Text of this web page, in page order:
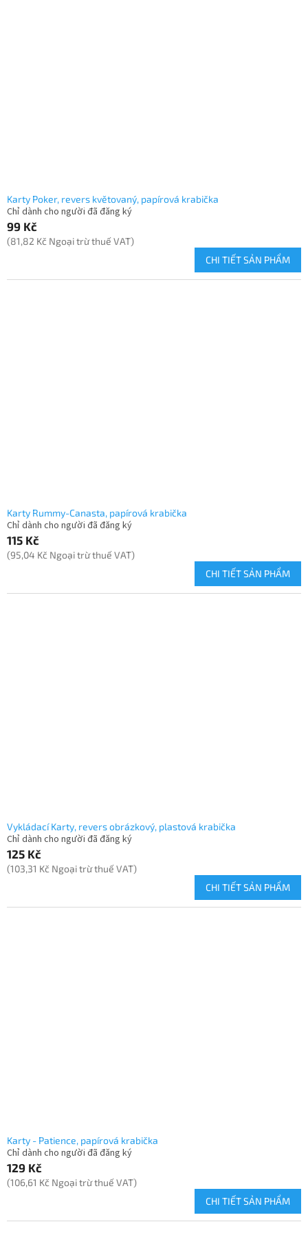
Karty Poker, revers květovaný, papírová krabička
Chỉ dành cho người đã đăng ký
99 Kč
(81,82 Kč Ngoại trừ thuế VAT)
CHI TIẾT SẢN PHẨM
Karty Rummy-Canasta, papírová krabička
Chỉ dành cho người đã đăng ký
115 Kč
(95,04 Kč Ngoại trừ thuế VAT)
CHI TIẾT SẢN PHẨM
Vykládací Karty, revers obrázkový, plastová krabička
Chỉ dành cho người đã đăng ký
125 Kč
(103,31 Kč Ngoại trừ thuế VAT)
CHI TIẾT SẢN PHẨM
Karty - Patience, papírová krabička
Chỉ dành cho người đã đăng ký
129 Kč
(106,61 Kč Ngoại trừ thuế VAT)
CHI TIẾT SẢN PHẨM